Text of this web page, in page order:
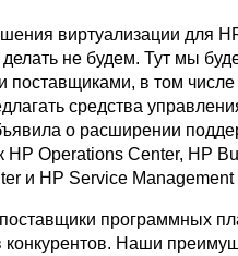
виртуализации для
не будем. Тут мы
в том числе
средства
о расширении
HP Operations Center, HP
и HP Service Management
программных
Наши